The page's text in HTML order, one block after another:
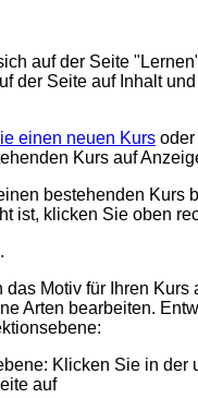
auf der Seite
der Seite auf Inhaltund
einen neuen Kurs
Kurs auf
bestehenden Kurs
ist, klicken Sie oben
.
das Motiv für Ihren Kurs
Arten bearbeiten.
: Klicken Sie in der
auf